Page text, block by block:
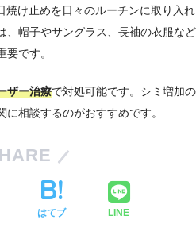
焼け止めを日々のルーチンに取り入れ
、帽子やサングラス、長袖の衣服など
要です。
ザー治療で対処可能です。シミ増加の
相談するのがおすすめです。
はてブ LINE